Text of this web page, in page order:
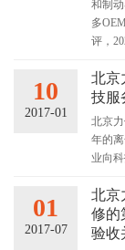
和制
多
评，
10
2017-01
北京
技服
北京
年的
业向
01
2017-07
北京
修的
验收